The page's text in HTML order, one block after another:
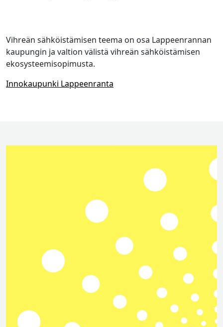
Vihreän sähköistämisen teema on osa Lappeenrannan
kaupungin ja valtion välistä vihreän sähköistämisen
ekosysteemisopimusta.
Innokaupunki Lappeenranta